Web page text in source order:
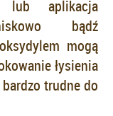
lub aplikacja
bądź
mogą
łysienia
trudne do